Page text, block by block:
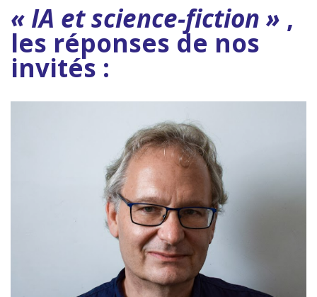
« IA et science-fiction » ,
les réponses de nos
invités :